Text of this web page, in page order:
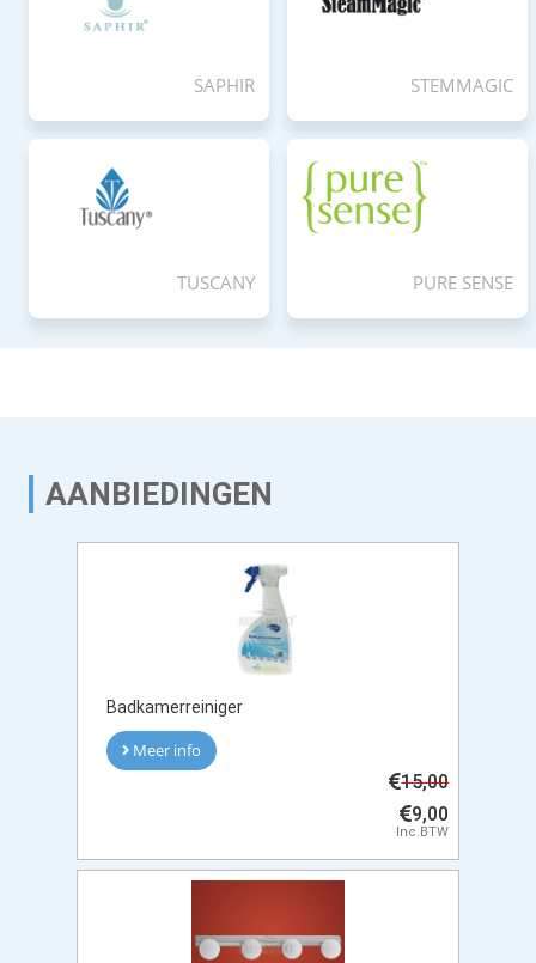
SAPHIR STEMMAGIC
TUSCANY PURE SENSE
AANBIEDINGEN
Badkamerreiniger
Meer info
15,00
9,00
Inc.BTW